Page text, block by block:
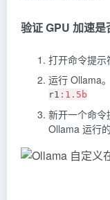
验证 GPU 加速是
打开命令提示
运行 Ollama
r1 :1.5b
新开一个命令
Ollama 运行的